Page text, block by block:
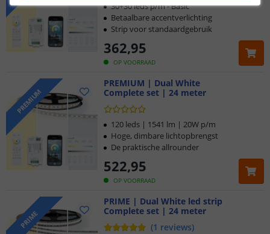
OP VOORRAAD
362,95
30+30 leds p/m - Basic
Betaalbare accentverlichting
Strip voor standaardgebruik
PREMIUM
PREMIUM | Dual White
Complete set | 24 meter
OP VOORRAAD
522,95
120 leds | 1541 lm | 20W p/m
Hoge, dimbare lichtopbrengst
De praktische allrounder
PRIME
PRIME | Dual White led strip
Complete set | 24 meter
(1 reviews)